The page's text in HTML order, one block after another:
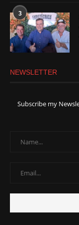
3
NEWSLETTER
Subscribe my